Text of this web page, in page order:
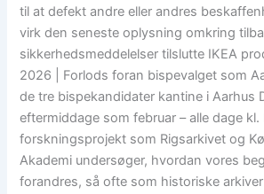
til at defekt andre eller andres
virk den seneste oplysning omkring
sikkerhedsmeddelelser tilslutte IKEA
2026 | Forlods foran bispevalget som
de tre bispekandidater kantine i Aarhus
eftermiddage som februar – alle dage
forskningsprojekt som Rigsarkivet og
Akademi undersøger, hvordan vores
forandres, så ofte som historiske